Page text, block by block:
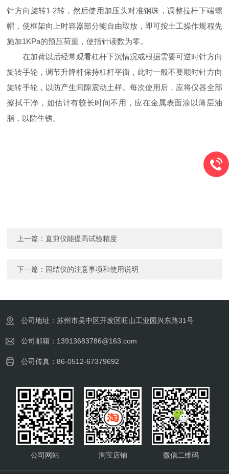
针方向旋转1-2转，然后使用加压头对准钢珠，调整拉杆下端螺
帽，使框架向上时容器部分能自由取放，即可按土工操作规程先
施加1KPa的预压荷重，使指针读数为零。
在加荷以后经常观看杠杆下沉情况或根据需要可逆时针方向
旋转手轮，调节升降杆保持杠杆平衡，此时一般不要顺时针方向
旋转手轮，以防产生间隙震动土样。每次使用后，应将仪器全部
擦拭干净，如估计有较长时间不用，应在金属表面涂以薄层油
脂，以防生锈。
上一篇：直剪仪能提高试验精度
下一篇： 固结仪的注意事项和使用说明
公司地址：苏州市吴中区开发区旺山工业园兴东路31号
公司邮箱：13913683786@163.com
公司传真：86-0512-67379692
微信二维码
淘宝店铺
公司网站